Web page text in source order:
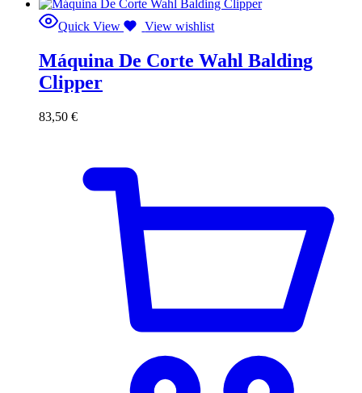
Quick View View wishlist
Máquina De Corte Wahl Balding
Clipper
83,50 €